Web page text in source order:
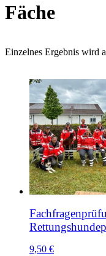
Fäche
Einzelnes Ergebnis wird
9,50 €